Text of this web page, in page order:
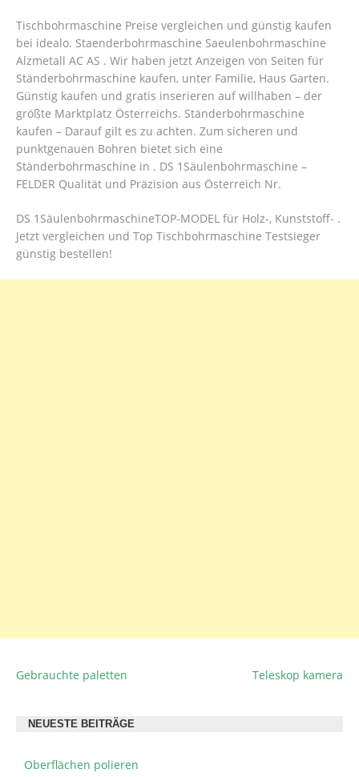
Tischbohrmaschine Preise vergleichen und günstig kaufen
bei idealo. Staenderbohrmaschine Saeulenbohrmaschine
Alzmetall AC AS . Wir haben jetzt Anzeigen von Seiten für
Ständerbohrmaschine kaufen, unter Familie, Haus Garten.
Günstig kaufen und gratis inserieren auf willhaben – der
größte Marktplatz Österreichs. Ständerbohrmaschine
kaufen – Darauf gilt es zu achten. Zum sicheren und
punktgenauen Bohren bietet sich eine
Ständerbohrmaschine in . DS 1Säulenbohrmaschine –
FELDER Qualität und Präzision aus Österreich Nr.
DS 1SäulenbohrmaschineTOP-MODEL für Holz-, Kunststoff- .
Jetzt vergleichen und Top Tischbohrmaschine Testsieger
günstig bestellen!
BEITRAGSNAVIGATION
Gebrauchte paletten Teleskop kamera
NEUESTE BEITRÄGE
Oberflächen polieren